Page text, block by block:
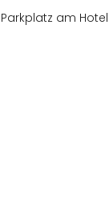
Parkplatz am